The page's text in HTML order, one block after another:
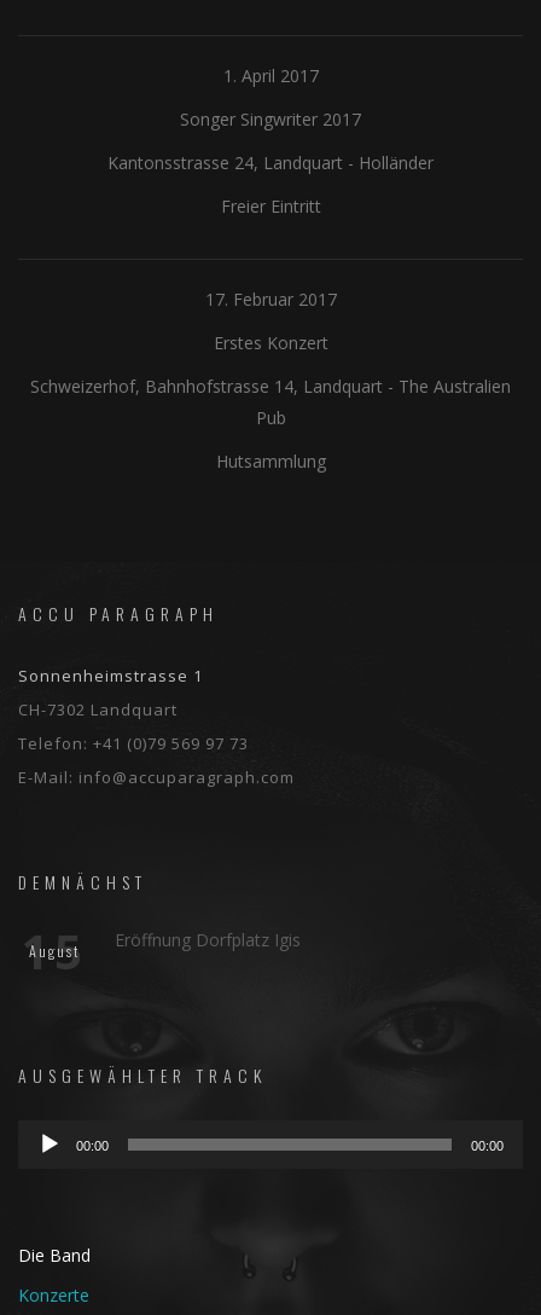
1. April 2017
Songer Singwriter 2017
Kantonsstrasse 24, Landquart - Holländer
Freier Eintritt
17. Februar 2017
Erstes Konzert
Schweizerhof, Bahnhofstrasse 14, Landquart - The Australien
Pub
Hutsammlung
ACCU PARAGRAPH
Sonnenheimstrasse 1
CH-7302 Landquart
Telefon: +41 (0)79 569 97 73
E-Mail: info@accuparagraph.com
DEMNÄCHST
15
August Eröffnung Dorfplatz Igis
AUSGEWÄHLTER TRACK
Audio-
Player
00:00 00:00
Die Band
Konzerte